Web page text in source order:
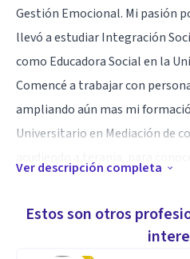
Gestión Emocional. Mi pasión
llevó a estudiar Integración
como Educadora Social en la
Comencé a trabajar con
ampliando aún mas mi
Universitario en Mediación de
me fui a vivir a Inglaterra
Job Coach con personas con
me motivó a lanzarme a
Ver descripción completa
Estos son otros